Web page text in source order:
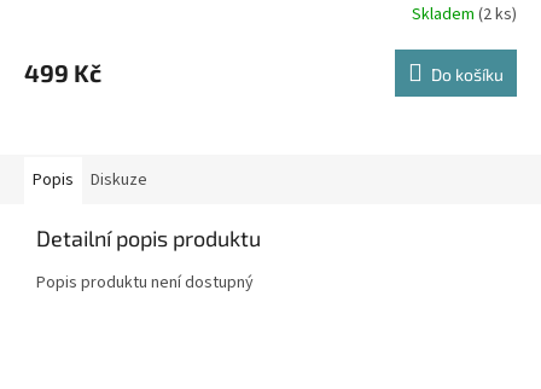
produktu
je
hvězdiček.
Skladem(2 ks)
499 Kč Do košíku
Popis Diskuze
Detailní popis produktu
Popis produktu není dostupný